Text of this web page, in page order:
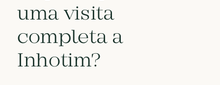
uma visita
completa a
Inhotim?